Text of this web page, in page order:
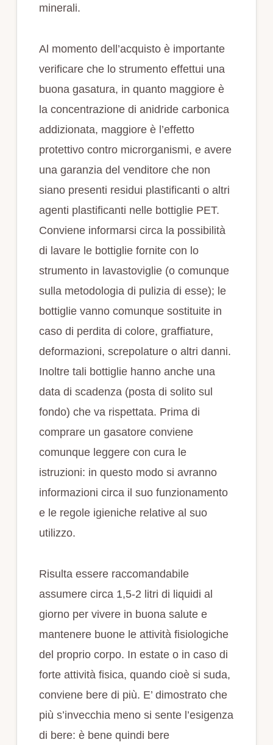
minerali.
Al momento dell’acquisto è importante
verificare che lo strumento effettui una
buona gasatura, in quanto maggiore è
la concentrazione di anidride carbonica
addizionata, maggiore è l’effetto
protettivo contro microrganismi, e avere
una garanzia del venditore che non
siano presenti residui plastificanti o altri
agenti plastificanti nelle bottiglie PET.
Conviene informarsi circa la possibilità
di lavare le bottiglie fornite con lo
strumento in lavastoviglie (o comunque
sulla metodologia di pulizia di esse); le
bottiglie vanno comunque sostituite in
caso di perdita di colore, graffiature,
deformazioni, screpolature o altri danni.
Inoltre tali bottiglie hanno anche una
data di scadenza (posta di solito sul
fondo) che va rispettata. Prima di
comprare un gasatore conviene
comunque leggere con cura le
istruzioni: in questo modo si avranno
informazioni circa il suo funzionamento
e le regole igieniche relative al suo
utilizzo.
Risulta essere raccomandabile
assumere circa 1,5-2 litri di liquidi al
giorno per vivere in buona salute e
mantenere buone le attività fisiologiche
del proprio corpo. In estate o in caso di
forte attività fisica, quando cioè si suda,
conviene bere di più. E’ dimostrato che
più s’invecchia meno si sente l’esigenza
di bere: è bene quindi bere